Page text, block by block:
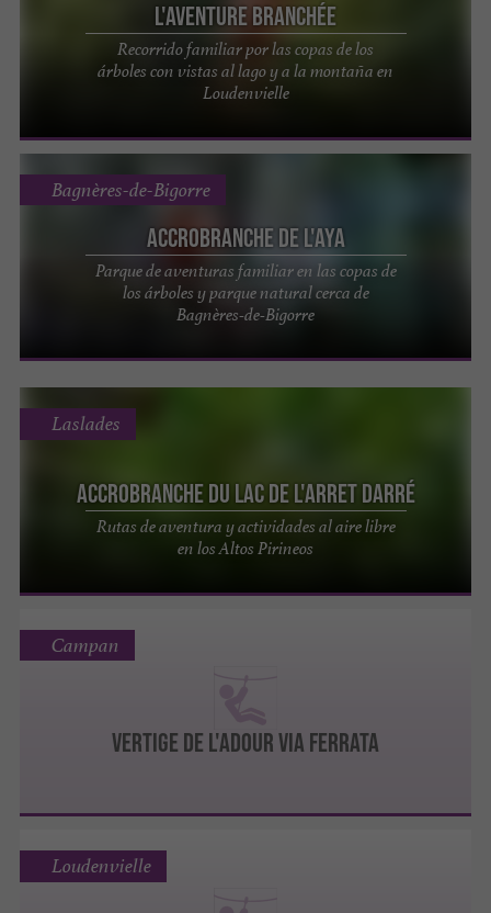
L'Aventure Branchée
Recorrido familiar por las copas de los
árboles con vistas al lago y a la montaña en
Loudenvielle
Accrobranche de l'Aya
Parque de aventuras familiar en las copas de
los árboles y parque natural cerca de
Bagnères-de-Bigorre
Bagnères-de-Bigorre
Accrobranche du Lac de l'Arret Darré
Rutas de aventura y actividades al aire libre
en los Altos Pirineos
Laslades
VERTIGE DE L'ADOUR VIA FERRATA
Campan
Loudenvielle